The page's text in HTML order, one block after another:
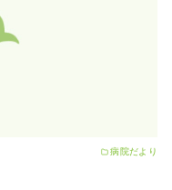
病院だより